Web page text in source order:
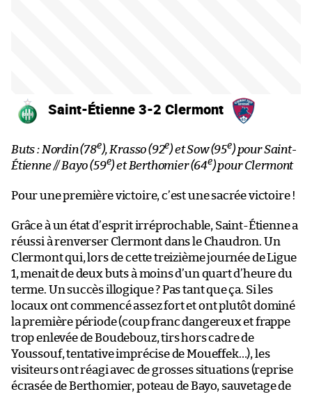
Saint-Étienne 3-2 Clermont
Buts : Nordin (78e), Krasso (92e) et Sow (95e) pour Saint-
Étienne // Bayo (59e) et Berthomier (64e) pour Clermont
Pour une première victoire, c’est une sacrée victoire !
Grâce à un état d’esprit irréprochable, Saint-Étienne a
réussi à renverser Clermont dans le Chaudron. Un
Clermont qui, lors de cette treizième journée de Ligue
1, menait de deux buts à moins d’un quart d’heure du
terme. Un succès illogique ? Pas tant que ça. Si les
locaux ont commencé assez fort et ont plutôt dominé
la première période (coup franc dangereux et frappe
trop enlevée de Boudebouz, tirs hors cadre de
Youssouf, tentative imprécise de Moueffek…), les
visiteurs ont réagi avec de grosses situations (reprise
écrasée de Berthomier, poteau de Bayo, sauvetage de